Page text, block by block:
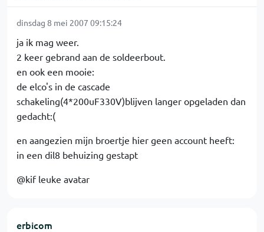
dinsdag 8 mei 2007 09:15:24
ja ik mag weer.
2 keer gebrand aan de soldeerbout.
en ook een mooie:
de elco's in de cascade
schakeling(4*200uF330V)blijven langer opgeladen dan
gedacht:(
en aangezien mijn broertje hier geen account heeft:
in een dil8 behuizing gestapt
@kif leuke avatar
erbicom